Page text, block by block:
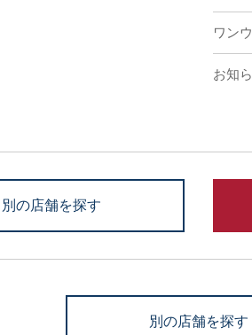
ワン
お知
別の店舗を探す
別の店舗を探す